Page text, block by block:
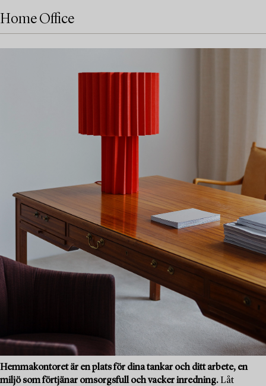
Home Office
Hemmakontoret är en plats för dina tankar och ditt arbete, en
miljö som förtjänar omsorgsfull och vacker inredning. Låt